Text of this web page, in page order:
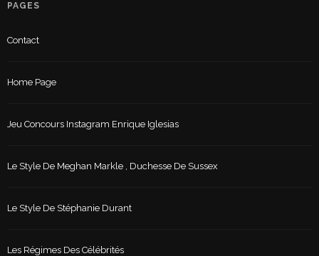
PAGES
Contact
Home Page
Jeu Concours Instagram Enrique Iglesias
Le Style De Meghan Markle , Duchesse De Sussex
Le Style De Stéphanie Durant
Les Régimes Des Célébrités